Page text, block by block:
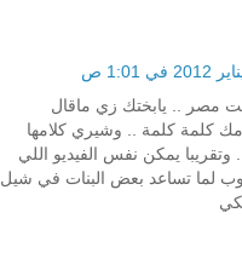
مصر .. يابختك زي ماقال
كلمة كلمة .. وشيري كلامها
يمكن نفس الفيديو اللي
لما تساعد بعض البنات في شيل